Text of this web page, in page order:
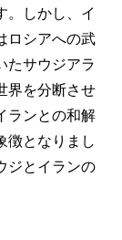
。しかし、イ
ロシアへの武
たサウジアラ
界を分断させ
ランとの和解
徴となりまし
ジとイランの